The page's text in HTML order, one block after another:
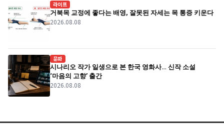
라이프
거북목 교정에 좋다는 배영, 잘못된 자세는 목 통증 키운다
2026.08.08
문화
시나리오 작가 일생으로 본 한국 영화사… 신작 소설
‘마음의 고향’ 출간
2026.08.08